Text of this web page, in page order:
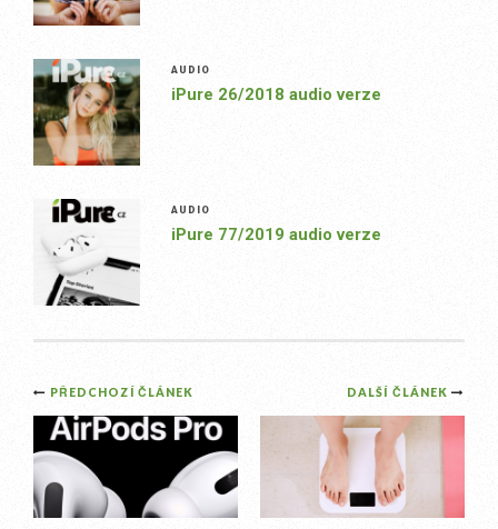
AUDIO
iPure 26/2018 audio verze
AUDIO
iPure 77/2019 audio verze
Post
navigation
DALŠÍ ČLÁNEK
PŘEDCHOZÍ ČLÁNEK